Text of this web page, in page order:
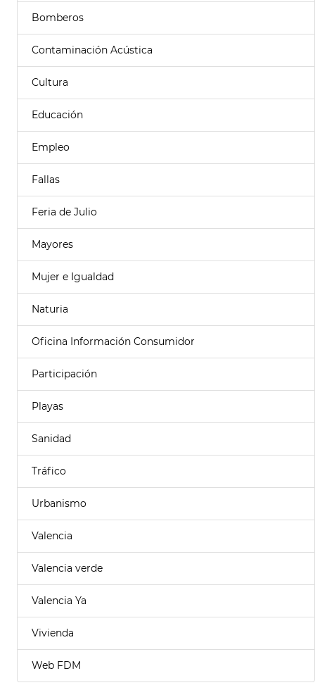
Bomberos
Contaminación Acústica
Cultura
Educación
Empleo
Fallas
Feria de Julio
Mayores
Mujer e Igualdad
Naturia
Oficina Información Consumidor
Participación
Playas
Sanidad
Tráfico
Urbanismo
Valencia
Valencia verde
Valencia Ya
Vivienda
Web FDM